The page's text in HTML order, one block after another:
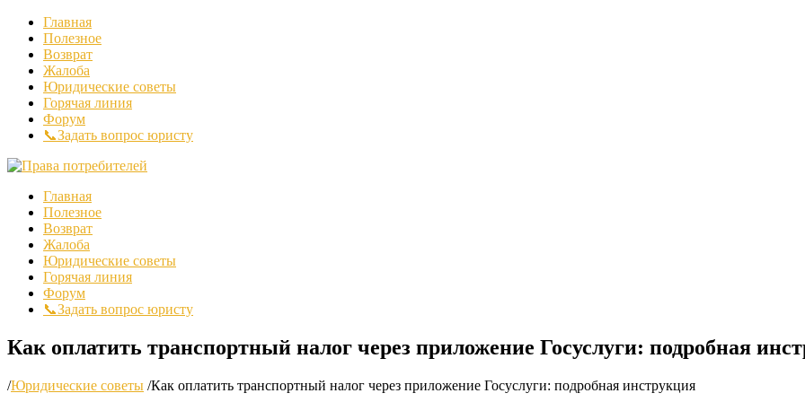
Главная
Полезное
Возврат
Жалоба
Юридические советы
Горячая линия
Форум
📞Задать вопрос юристу
Главная
Полезное
Возврат
Жалоба
Юридические советы
Горячая линия
Форум
📞Задать вопрос юристу
Как оплатить транспортный налог через приложение Госуслуги: подробная
/Юридические советы /Как оплатить транспортный налог через приложение Госуслуги: подробная инструкция